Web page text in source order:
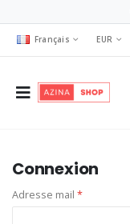
Français EUR
Connexion
Adresse mail *